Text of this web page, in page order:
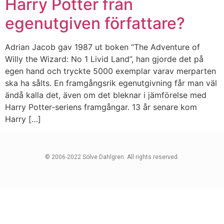
Harry Potter från
egenutgiven författare?
Adrian Jacob gav 1987 ut boken “The Adventure of
Willy the Wizard: No 1 Livid Land”, han gjorde det på
egen hand och tryckte 5000 exemplar varav merparten
ska ha sålts. En framgångsrik egenutgivning får man väl
ändå kalla det, även om det bleknar i jämförelse med
Harry Potter-seriens framgångar. 13 år senare kom
Harry […]
© 2006-2022 Sölve Dahlgren. All rights reserved.